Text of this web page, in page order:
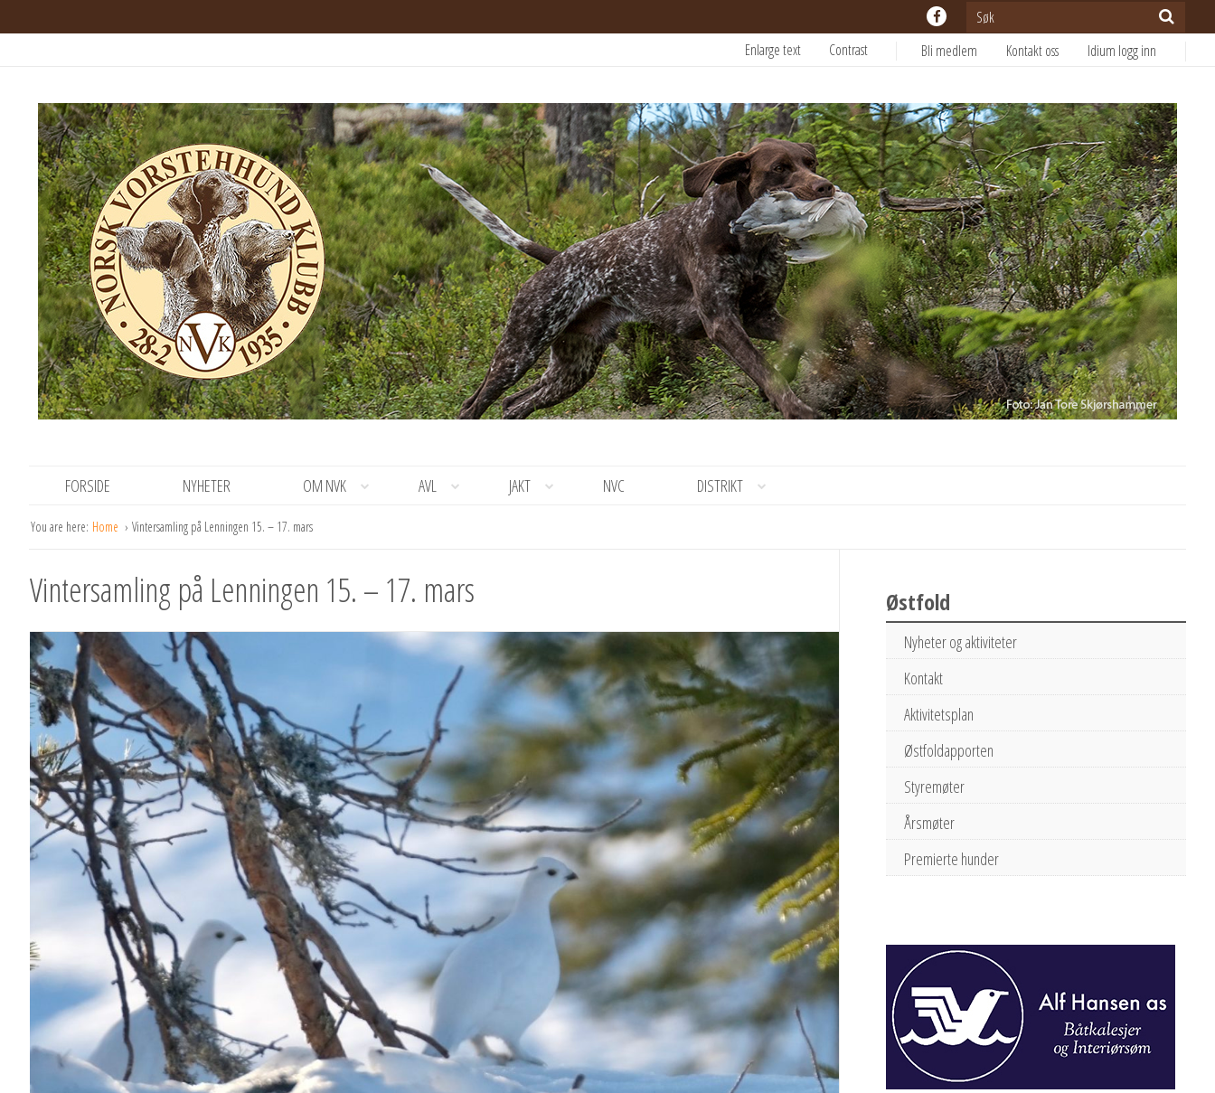
Enlarge text Contrast Bli medlem Kontakt oss Idium logg inn
FORSIDE NYHETER OM NVK AVL JAKT NVC DISTRIKT
You are here: Home Vintersamling på Lenningen 15. – 17. mars
Vintersamling på Lenningen 15. – 17. mars Østfold
Nyheter og aktiviteter
Kontakt
Aktivitetsplan
Østfoldapporten
Styremøter
Årsmøter
Premierte hunder